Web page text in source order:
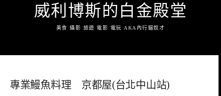
威利博斯的白金殿堂
美食 攝影 旅遊 電影 電玩 AKA內行貓奴才
專業鰻魚料理 京都屋(台北中山站)